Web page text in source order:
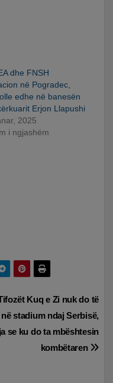
dhe FNSH
në Pogradec,
edhe në banesën
Erjon Llapushi
2025
i ngjashëm
Kuq e Zi nuk do të
në stadium ndaj Serbisë,
ja se ku do ta mbështesin
kombëtaren